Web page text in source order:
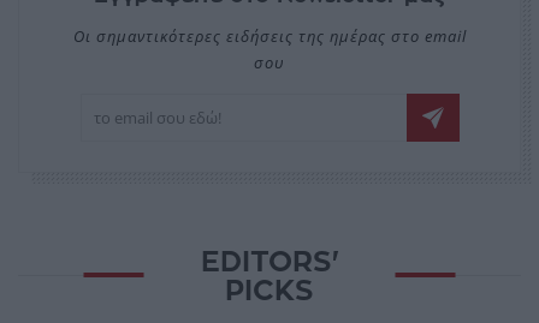
Οι σημαντικότερες ειδήσεις της ημέρας στο email
σου
EDITORS'
PICKS